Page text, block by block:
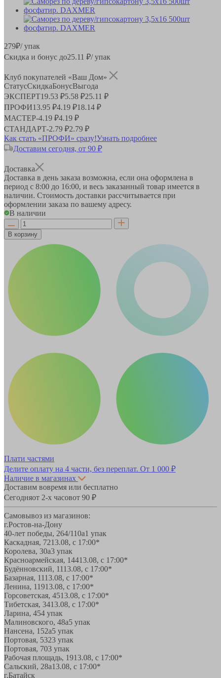
279₽/ упак
Скидка и бонус до25.11 ₽/ упак
Клуб покупателей «Ваш Дом»
СтатусСкидкаБонусВыгода
ЭКСПЕРТ19.53 ₽5.58 ₽25.11 ₽
ПРОФИ13.95 ₽4.19 ₽18.14 ₽
МАСТЕР-4.19 ₽4.19 ₽
СТАНДАРТ-2.79 ₽2.79 ₽
Как стать «ПРОФИ» сразу!Узнать подробнее
Доставим сегодня, от 90 ₽
Доставка
Доставка в день заказа возможна, если она оформлена в
период с 8:00 до 16:00, и весь заказанный товар имеется в
наличии. Стоимость доставки рассчитывается при
оформлении заказа по вашему адресу.
В наличии
В корзину
Плати частями
Делите оплату на 4 части, без переплат. От 1 000 ₽
Наличие в магазинах
Доставим вовремя или бесплатно
Сегодняот 2-х часовот 90 ₽
Самовывоз из магазинов:
г.Ростов-на-Дону
40-лет победы, 264/110а1 упак
Каскадная, 7213.08, с 17:00*
Королева, 30а3 упак
Красноармейская, 14413.08, с 17:00*
Будённовский, 1113.08, с 17:00*
Базарная, 1113.08, с 17:00*
Ленина, 11913.08, с 17:00*
Горсоветская, 4513.08, с 17:00*
Тибетская, 3413.08, с 17:00*
Ларина, 454 упак
Малиновского, 48а5 упак
Нансена, 152а5 упак
Портовая, 5323 упак
Портовая, 703 упак
Рабочая площадь, 1913.08, с 17:00*
Сальский, 28a13.08, с 17:00*
г.Батайск